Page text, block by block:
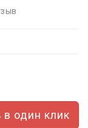
в один клик